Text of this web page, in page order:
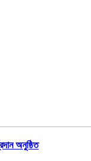
অনুষ্ঠিত